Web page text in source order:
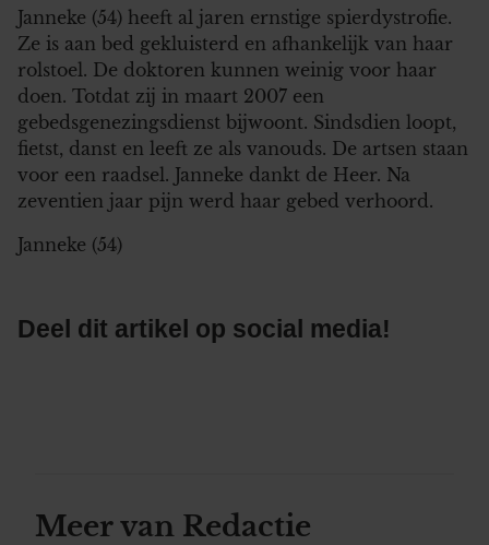
Janneke (54) heeft al jaren ernstige spierdystrofie.
Ze is aan bed gekluisterd en afhankelijk van haar
rolstoel. De doktoren kunnen weinig voor haar
doen. Totdat zij in maart 2007 een
gebedsgenezingsdienst bijwoont. Sindsdien loopt,
fietst, danst en leeft ze als vanouds. De artsen staan
voor een raadsel. Janneke dankt de Heer. Na
zeventien jaar pijn werd haar gebed verhoord.
Janneke (54)
Deel dit artikel op social media!
Meer van Redactie